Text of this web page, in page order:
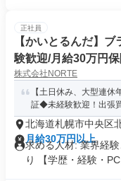
正社員
【かいとるんだ】
験歓迎/月給30万円
株式会社NORTE
【土日休み、大型連
証◆未経験歓迎！出張
北海道札幌市中央区
月給30万円以上
求める人材: 業界経
り 【学歴・経験・PC